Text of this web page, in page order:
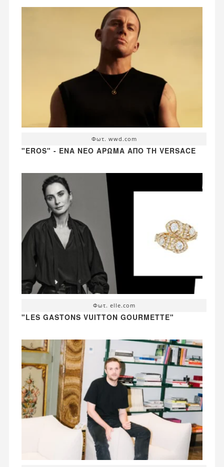
Φωτ. wwd.com
"EROS" - ΈΝΑ ΝΈΟ ΆΡΩΜΑ ΑΠΌ ΤΗ VERSACE
Φωτ. elle.com
"LES GASTONS VUITTON GOURMETTE"